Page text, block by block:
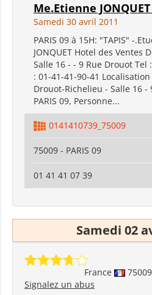
Me.Etienne JONQUET
Samedi 30 avril 2011
PARIS 09 à 15H: "TAPIS" -
JONQUET Hotel des Ventes
Salle 16 - - 9 Rue Drouot Tel
: 01-41-41-90-41
Drouot-Richelieu - Salle 16 -
PARIS 09, Personne...
0141410739_75009
75009 - PARIS 09
01 41 41 07 39
Samedi 02
France 75009
Signalez un abus